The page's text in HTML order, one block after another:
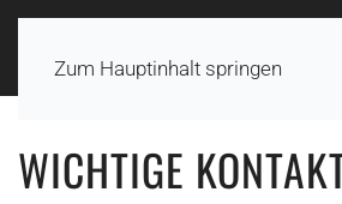
Zum Hauptinhalt springen
WICHTIGE